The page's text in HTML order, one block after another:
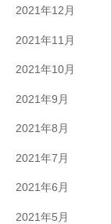
2021年12月
2021年11月
2021年10月
2021年9月
2021年8月
2021年7月
2021年6月
2021年5月